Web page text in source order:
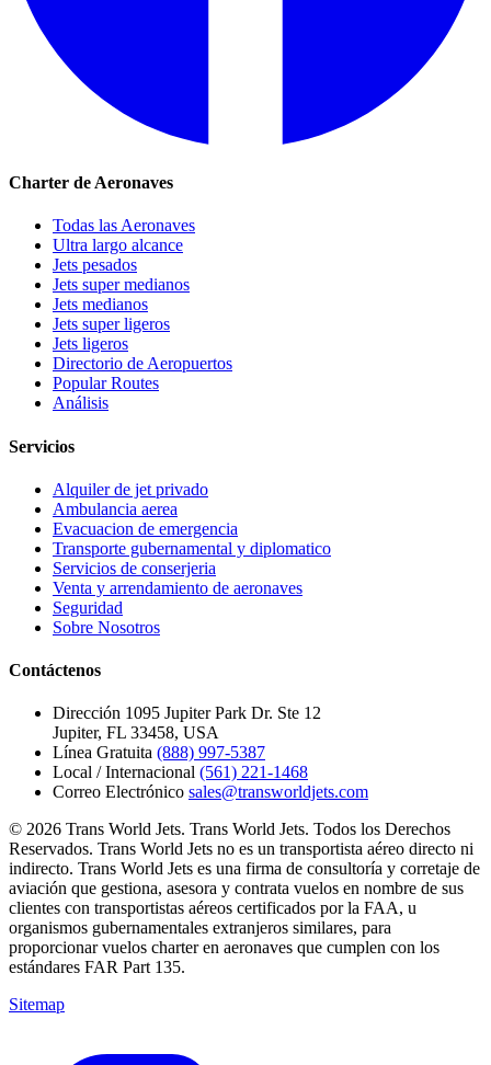
Charter de Aeronaves
Todas las Aeronaves
Ultra largo alcance
Jets pesados
Jets super medianos
Jets medianos
Jets super ligeros
Jets ligeros
Directorio de Aeropuertos
Popular Routes
Análisis
Servicios
Alquiler de jet privado
Ambulancia aerea
Evacuacion de emergencia
Transporte gubernamental y diplomatico
Servicios de conserjeria
Venta y arrendamiento de aeronaves
Seguridad
Sobre Nosotros
Contáctenos
Dirección 1095 Jupiter Park Dr. Ste 12
Jupiter, FL 33458, USA
Línea Gratuita (888) 997-5387
Local / Internacional (561) 221-1468
Correo Electrónico sales@transworldjets.com
© 2026 Trans World Jets. Trans World Jets. Todos los Derechos
Reservados. Trans World Jets no es un transportista aéreo directo ni
indirecto. Trans World Jets es una firma de consultoría y corretaje de
aviación que gestiona, asesora y contrata vuelos en nombre de sus
clientes con transportistas aéreos certificados por la FAA, u
organismos gubernamentales extranjeros similares, para
proporcionar vuelos charter en aeronaves que cumplen con los
estándares FAR Part 135.
Sitemap